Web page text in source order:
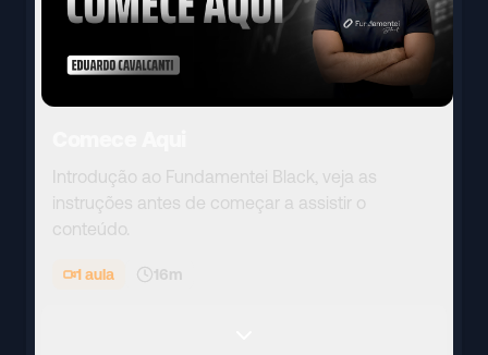
Introdução ao Fundamentei Black, veja as
instruções antes de começar a assistir o
conteúdo.
1aula 16m